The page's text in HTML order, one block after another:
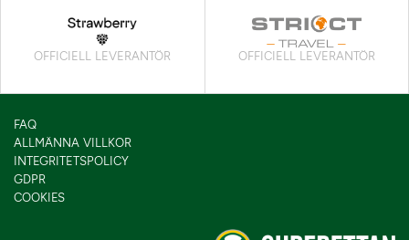
OFFICIELL LEVERANTÖR OFFICIELL LEVERANTÖR
FAQ
ALLMÄNNA VILLKOR
INTEGRITETSPOLICY
GDPR
COOKIES